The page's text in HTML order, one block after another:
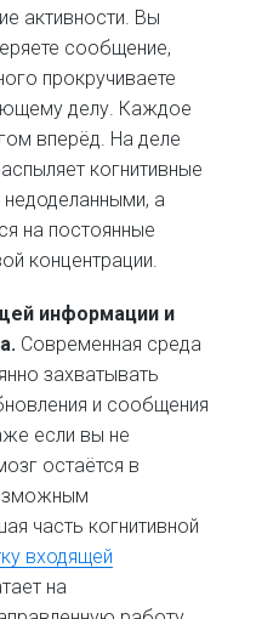
активности. Вы
сообщение,
прокручиваете
делу. Каждое
вперёд. На деле
когнитивные
а
на постоянные
концентрации.
информации и
Современная среда
захватывать
и сообщения
если вы не
остаётся в
часть когнитивной
входящей
на